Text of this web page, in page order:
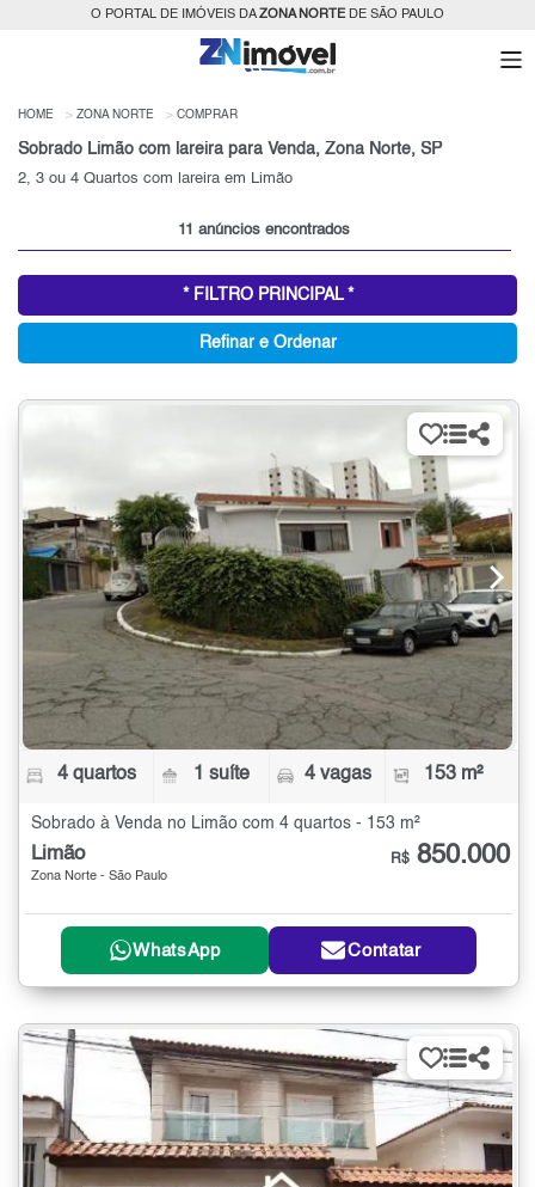
O PORTAL DE IMÓVEIS DAZONA NORTEDE SÃO PAULO
HOME ZONA NORTE COMPRAR
Sobrado Limão com lareira para Venda, Zona Norte, SP
2, 3 ou 4 Quartos com lareira em Limão
11 anúncios encontrados
* FILTRO PRINCIPAL *
Refinar e Ordenar
4 quartos 1 suíte 4 vagas 153 m²
Sobrado à Venda no Limão com 4 quartos - 153 m²
Limão
Zona Norte - São Paulo
R$ 850.000
WhatsApp Contatar